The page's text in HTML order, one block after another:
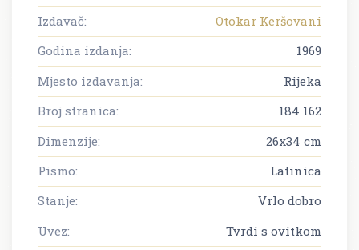
Izdavač:
Otokar Keršovani
Godina izdanja:
1969
Mjesto izdavanja:
Rijeka
Broj stranica:
184 162
Dimenzije:
26x34 cm
Pismo:
Latinica
Stanje:
Vrlo dobro
Uvez:
Tvrdi s ovitkom